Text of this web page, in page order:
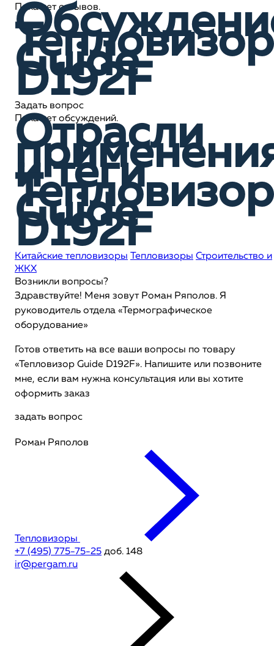
Пока нет отзывов.
Тепловизор
Guide
D192F
Задать вопрос
Пока нет обсуждений.
Отрасли
и теги
Тепловизор
Guide
D192F
Китайские тепловизоры Тепловизоры Строительство и
ЖКХ
Возникли вопросы?
Здравствуйте! Меня зовут Роман Ряполов. Я
руководитель отдела «Термографическое
оборудование»
Готов ответить на все ваши вопросы по товару
«Тепловизор Guide D192F». Напишите или позвоните
мне, если вам нужна консультация или вы хотите
оформить заказ
задать вопрос
Роман Ряполов
Тепловизоры
+7 (495) 775-75-25 доб. 148
ir@pergam.ru